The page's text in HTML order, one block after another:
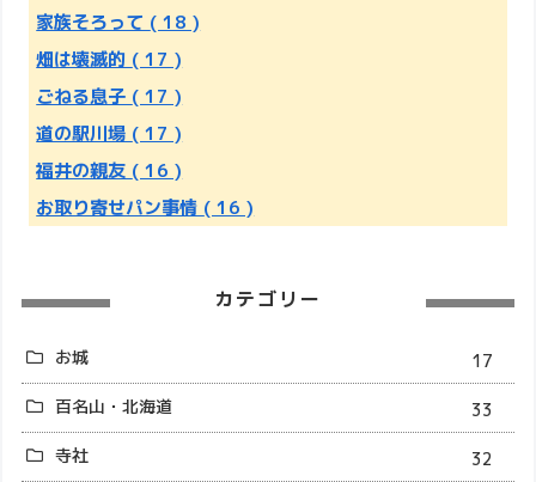
家族そろって ( 18 )
畑は壊滅的 ( 17 )
ごねる息子 ( 17 )
道の駅川場 ( 17 )
福井の親友 ( 16 )
お取り寄せパン事情 ( 16 )
カテゴリー
お城
17
百名山・北海道
33
寺社
32